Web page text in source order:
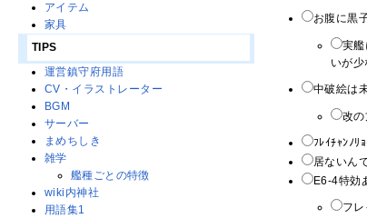
お腹に黒
実
いが
中破絵は
改
ﾌﾚｲﾁｬﾝﾉ
居ないん
E6-4特効
フ
アイテム
家具
TIPS
運営鎮守府用語
CV・イラストレーター
BGM
サーバー
まめちしき
雑学
艦種ごとの特徴
wiki内神社
用語集1